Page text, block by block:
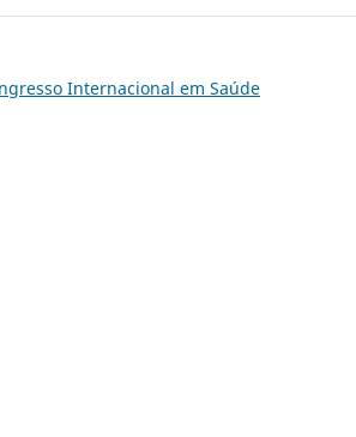
Internacional em Saúde